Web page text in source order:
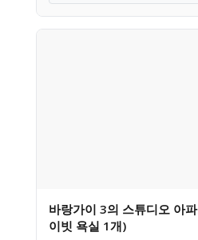
바랑가이 3의 스튜디오 아
이빗 욕실 1개)